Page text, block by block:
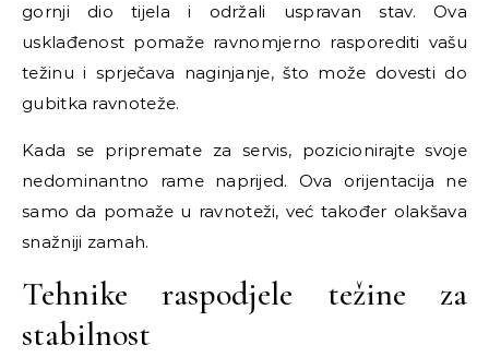
gornji dio tijela i održali uspravan stav. Ova
usklađenost pomaže ravnomjerno rasporediti vašu
težinu i sprječava naginjanje, što može dovesti do
gubitka ravnoteže.
Kada se pripremate za servis, pozicionirajte svoje
nedominantno rame naprijed. Ova orijentacija ne
samo da pomaže u ravnoteži, već također olakšava
snažniji zamah.
Tehnike raspodjele težine za
stabilnost